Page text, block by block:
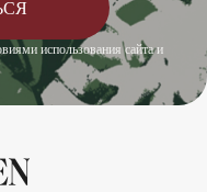
использования сайта и